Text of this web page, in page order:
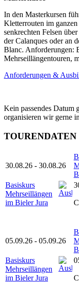
In den Masterkursen
Kletterrouten im
senkrechten Felsen
der Calanques oder an
Blanc. Anforderungen:
Mehrseillängentouren,
Anforderungen &
Kein passendes Datum
organisieren wir gerne
TOURENDATEN
30.08.26 - 30.08.26
Basiskurs
Mehrseillängen
im Bieler Jura
05.09.26 - 05.09.26
Basiskurs
Mehrseillängen
im Bieler Jura